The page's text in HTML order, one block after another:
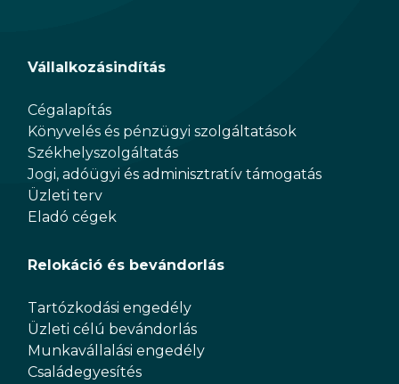
Vállalkozásindítás
Cégalapítás
Könyvelés és pénzügyi szolgáltatások
Székhelyszolgáltatás
Jogi, adóügyi és adminisztratív támogatás
Üzleti terv
Eladó cégek
Relokáció és bevándorlás
Tartózkodási engedély
Üzleti célú bevándorlás
Munkavállalási engedély
Családegyesítés